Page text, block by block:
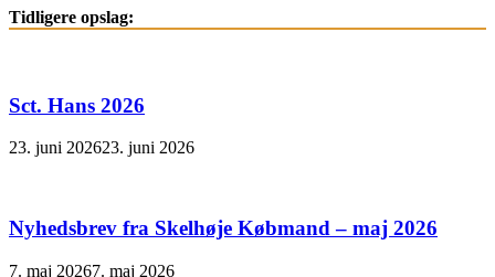
Tidligere opslag:
Sct. Hans 2026
23. juni 202623. juni 2026
Nyhedsbrev fra Skelhøje Købmand – maj 2026
7. maj 20267. maj 2026